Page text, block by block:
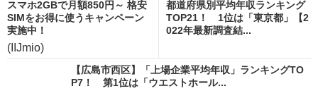
スマホ2GBで月額850円～ 格安
SIMをお得に使うキャンペーン
実施中！
(IIJmio)
都道府県別平均年収ランキング
TOP21！ 1位は「東京都」【2
022年最新調査結...
【広島市西区】「上場企業平均年収」ランキングTO
P7！ 第1位は「ウエストホール...